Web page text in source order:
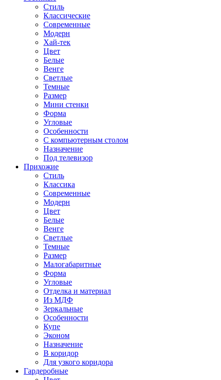
Стиль
Классические
Современные
Модерн
Хай-тек
Цвет
Белые
Венге
Светлые
Темные
Размер
Мини стенки
Форма
Угловые
Особенности
С компьютерным столом
Назначение
Под телевизор
Прихожие
Стиль
Классика
Современные
Модерн
Цвет
Белые
Венге
Светлые
Темные
Размер
Малогабаритные
Форма
Угловые
Отделка и материал
Из МДФ
Зеркальные
Особенности
Купе
Эконом
Назначение
В коридор
Для узкого коридора
Гардеробные